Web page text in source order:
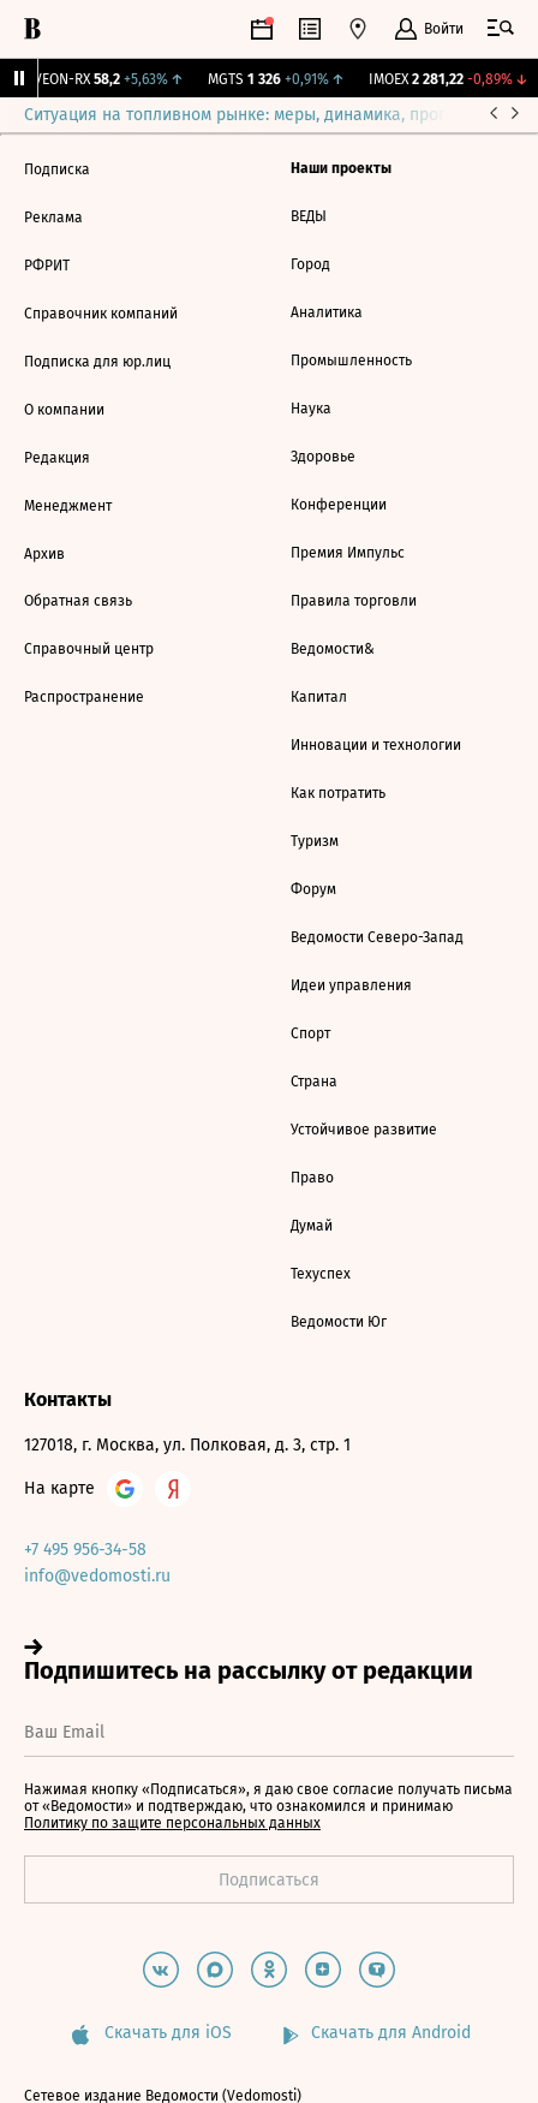
Войти
VEON-RX 58,2 +5,63%↑ MGTS 1 326 +0,91%↑ IMOEX 2 281,22 -0,89%↓
Ситуация на топливном рынке: меры, динамика, прогнозы
Подписка
Реклама
РФРИТ
Справочник компаний
Подписка для юр.лиц
О компании
Редакция
Менеджмент
Архив
Обратная связь
Справочный центр
Распространение
Наши проекты
ВЕДЫ
Город
Аналитика
Промышленность
Наука
Здоровье
Конференции
Премия Импульс
Правила торговли
Ведомости&
Капитал
Инновации и технологии
Как потратить
Туризм
Форум
Ведомости Северо-Запад
Идеи управления
Спорт
Страна
Устойчивое развитие
Право
Думай
Техуспех
Ведомости Юг
Контакты
127018, г. Москва, ул. Полковая, д. 3, стр. 1
На карте
+7 495 956-34-58
info@vedomosti.ru
Нажимая кнопку «Подписаться», я даю свое согласие получать письма
от «Ведомости» и подтверждаю, что ознакомился и принимаю
Политику по защите персональных данных
Скачать для iOS Скачать для Android
Сетевое издание Ведомости (Vedomosti)